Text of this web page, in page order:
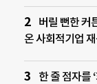
버릴 뻔한 커
온 사회적기업
한 줄 점자를